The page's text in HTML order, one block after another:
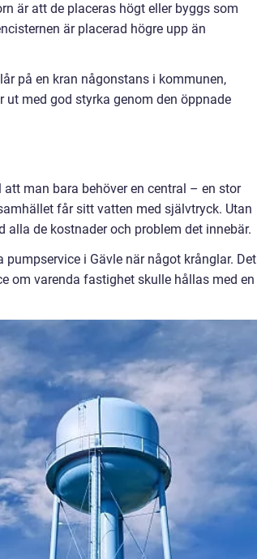
är att de placeras högt eller byggs som
är placerad högre upp än
på en kran någonstans i kommunen,
med god styrka genom den öppnade
man bara behöver en central – en stor
får sitt vatten med självtryck. Utan
de kostnader och problem det innebär.
i Gävle när något krånglar. Det
om varenda fastighet skulle hållas med en